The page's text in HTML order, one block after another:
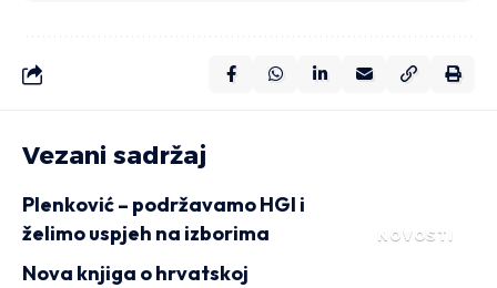
Vezani sadržaj
NOVOSTI
Plenković – podržavamo HGI i
želimo uspjeh na izborima
Nova knjiga o hrvatskoj